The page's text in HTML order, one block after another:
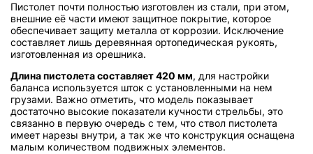
Пистолет почти полностью изготовлен из стали, при этом,
внешние её части имеют защитное покрытие, которое
обеспечивает защиту металла от коррозии. Исключение
составляет лишь деревянная ортопедическая рукоять,
изготовленная из орешника.
Длина пистолета составляет 420 мм, для настройки
баланса используется шток с установленными на нем
грузами. Важно отметить, что модель показывает
достаточно высокие показатели кучности стрельбы, это
связанно в первую очередь с тем, что ствол пистолета
имеет нарезы внутри, а так же что конструкция оснащена
малым количеством подвижных элементов.